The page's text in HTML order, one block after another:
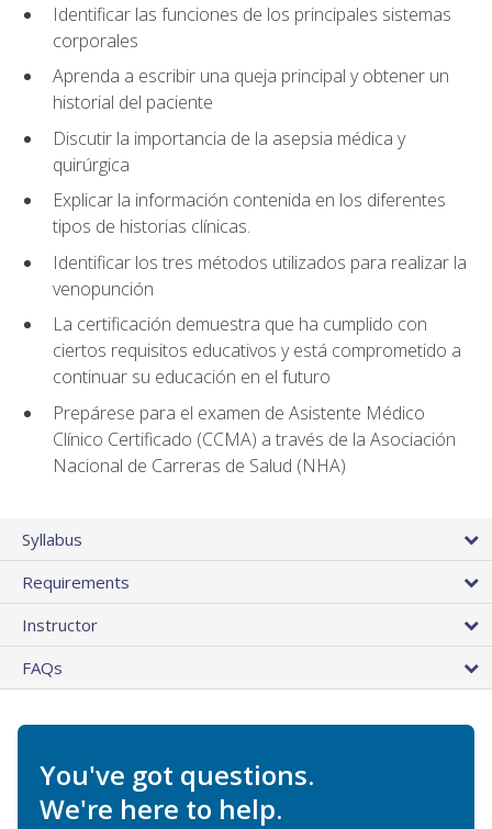
Identificar las funciones de los principales sistemas
corporales
Aprenda a escribir una queja principal y obtener un
historial del paciente
Discutir la importancia de la asepsia médica y
quirúrgica
Explicar la información contenida en los diferentes
tipos de historias clínicas.
Identificar los tres métodos utilizados para realizar la
venopunción
La certificación demuestra que ha cumplido con
ciertos requisitos educativos y está comprometido a
continuar su educación en el futuro
Prepárese para el examen de Asistente Médico
Clínico Certificado (CCMA) a través de la Asociación
Nacional de Carreras de Salud (NHA)
Syllabus
Requirements
Instructor
FAQs
You've got questions.
We're here to help.